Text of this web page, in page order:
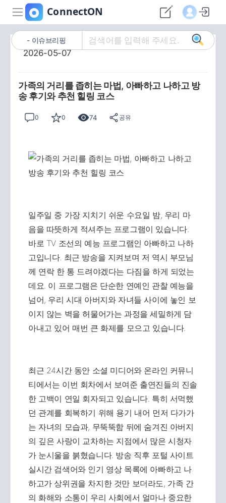
이슈브리핑
2026-05-07
가족의 거리를 좁히는 마법, 아빠하고 나하고 방
송 후기와 추천 힐링 코스
0 0 74 공유
일주일 중 가장 지치기 쉬운 수요일 밤, 우리 마
음을 따뜻하게 적셔주는 프로그램이 있습니다.
바로 TV 조선의 예능 프로그램인 아빠하고 나하
고입니다. 최근 방송을 지켜보며 저 역시 부모님
께 연락 한 통 드려야겠다는 다짐을 하게 되었는
데요. 이 프로그램은 단순한 연예인 관찰 예능을
넘어, 우리 시대 아버지와 자녀들 사이에 놓인 보
이지 않는 벽을 허물어가는 과정을 세밀하게 담
아내고 있어 매번 큰 화제를 모으고 있습니다.
최근 24시간 동안 소셜 미디어와 온라인 커뮤니
티에서는 이번 회차에서 보여준 출연진들의 진솔
한 고백이 연일 회자되고 있습니다. 특히 서먹했
던 관계를 회복하기 위해 용기 내어 먼저 다가가
는 자녀의 모습과, 무뚝뚝함 뒤에 숨겨진 아버지
의 깊은 사랑이 교차하는 지점에서 많은 시청자
가 눈시울을 붉혔습니다. 방송 직후 포털 사이트
실시간 검색어와 인기 영상 목록에 아빠하고 나
하고가 상위권을 차지한 것만 보더라도, 가족 간
의 화해와 소통이 우리 사회에서 얼마나 중요한